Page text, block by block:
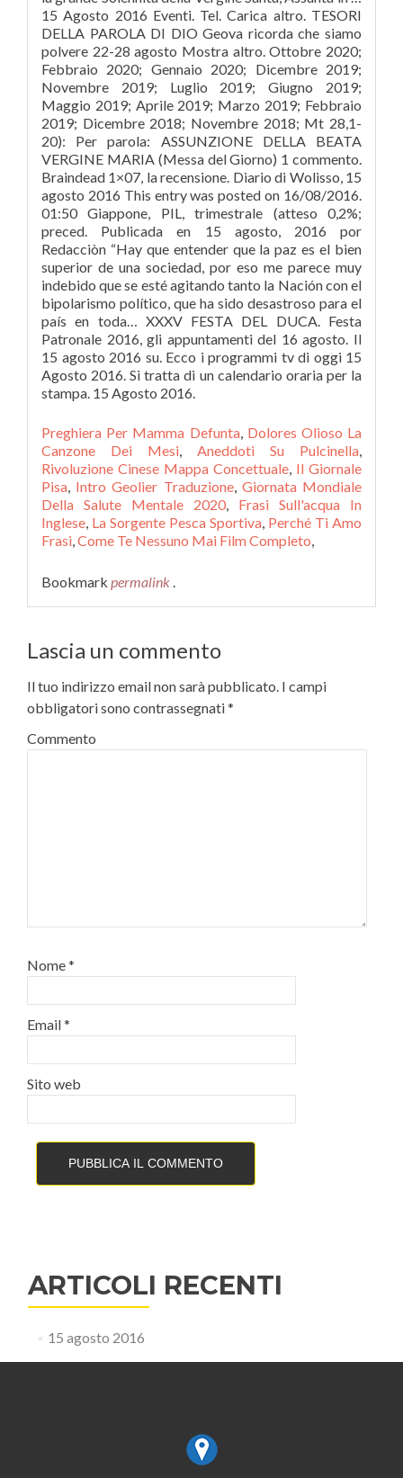
Preghiera Per Mamma Defunta, Dolores Olioso La
Canzone Dei Mesi, Aneddoti Su Pulcinella,
Rivoluzione Cinese Mappa Concettuale, Il Giornale
Pisa, Intro Geolier Traduzione, Giornata Mondiale
Della Salute Mentale 2020, Frasi Sull'acqua In
Inglese, La Sorgente Pesca Sportiva, Perché Ti Amo
Frasi,Come Te Nessuno Mai Film Completo,
Bookmark permalink .
Lascia un commento
Il tuo indirizzo email non sarà pubblicato. I campi
obbligatori sono contrassegnati*
Commento
Nome*
Email*
Sito web
ARTICOLI RECENTI
15 agosto 2016